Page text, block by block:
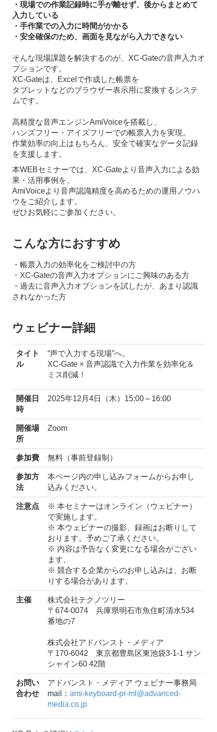
・現場での作業記録時に手が離せず、後からまとめて
入力している
・手作業での入力に時間がかかる
・安全確保のため、画面を見ながら入力できない
そんな現場課題を解決するのが、XC-Gateの音声入力オ
プションです。
XC-Gateは、Excelで作成した帳票を
タブレットなどのブラウザー表示用に変換するシステ
ムです。
高精度な音声エンジンAmiVoiceを搭載し、
ハンズフリー・アイズフリーでの帳票入力を実現。
作業効率の向上はもちろん、安全で確実なデータ記録
を支援します。
本WEBセミナーでは、XC-Gateより音声入力による効
果・活用事例を、
AmiVoiceより音声認識精度を高めるための運用ノウハ
ウをご紹介します。
ぜひお気軽にご参加ください。
こんな方におすすめ
・帳票入力の効率化をご検討中の方
・XC-Gateの音声入力オプションにご興味のある方
・過去に音声入力オプションを試したが、あまり認識
されなかった方
ウェビナー詳細
タイト
ル
“声で入力する現場”へ。
XC-Gate × 音声認識で入力作業を効率化＆
ミス削減！
開催日
時
2025年12月4日（木）15:00～16:00
開催場
所
Zoom
参加費 無料（事前登録制）
参加方
法
本ページ内の申し込みフォームからお申し
込みください。
注意点
※ 本セミナーはオンライン（ウェビナー）
で実施します。
※ 本ウェビナーの撮影、録画はお断りして
おります。予めご了承ください。
※ 内容は予告なく変更になる場合がござい
ます。
※ 競合する企業からのお申し込みは、お断
りする場合があります。
主催
株式会社テクノツリー
〒674-0074 兵庫県明石市魚住町清水534
番地の7
株式会社アドバンスト・メディア
〒170-6042 東京都豊島区東池袋3-1-1 サン
シャイン60 42階
お問い
合わせ
アドバンスト・メディア ウェビナー事務局
mail： ami-keyboard-pr-ml@advanced-
media.co.jp